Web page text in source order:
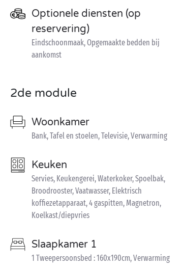
Optionele diensten (op
reservering)
Eindschoonmaak, Opgemaakte bedden bij
aankomst
2de module
Woonkamer
Bank, Tafel en stoelen, Televisie, Verwarming
Keuken
Servies, Keukengerei, Waterkoker, Spoelbak,
Broodrooster, Vaatwasser, Elektrisch
koffiezetapparaat, 4 gaspitten, Magnetron,
Koelkast/diepvries
Slaapkamer 1
1 Tweepersoonsbed : 160x190cm, Verwarming